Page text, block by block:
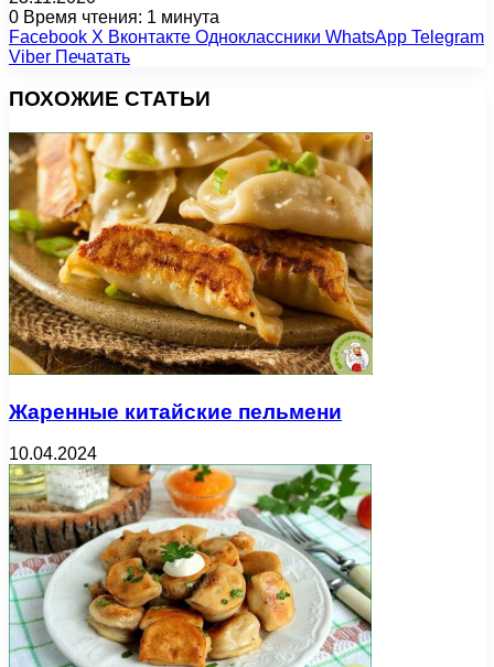
0 Время чтения: 1 минута
Facebook X Вконтакте Одноклассники WhatsApp Telegram
Viber Печатать
ПОХОЖИЕ СТАТЬИ
Жаренные китайские пельмени
10.04.2024